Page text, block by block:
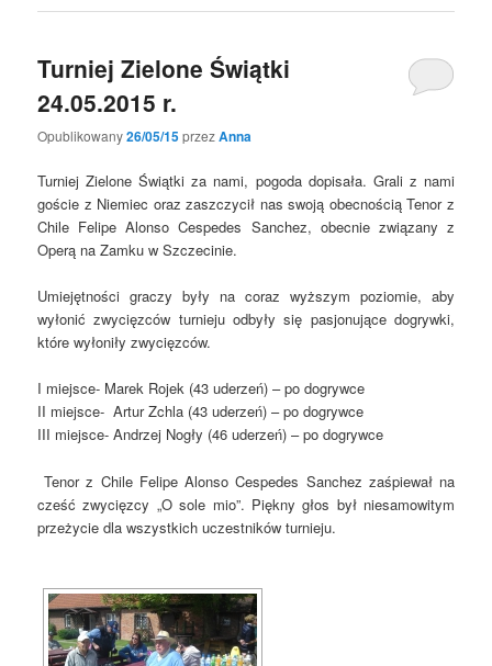
Turniej Zielone Świątki
24.05.2015 r.
Opublikowany26/05/15przezAnna
Turniej Zielone Świątki za nami, pogoda dopisała. Grali z nami
goście z Niemiec oraz zaszczycił nas swoją obecnością Tenor z
Chile Felipe Alonso Cespedes Sanchez, obecnie związany z
Operą na Zamku w Szczecinie.
Umiejętności graczy były na coraz wyższym poziomie, aby
wyłonić zwycięzców turnieju odbyły się pasjonujące dogrywki,
które wyłoniły zwycięzców.
I miejsce- Marek Rojek (43 uderzeń) – po dogrywce
II miejsce- Artur Zchla (43 uderzeń) – po dogrywce
III miejsce- Andrzej Nogły (46 uderzeń) – po dogrywce
Tenor z Chile Felipe Alonso Cespedes Sanchez zaśpiewał na
cześć zwycięzcy „O sole mio”. Piękny głos był niesamowitym
przeżycie dla wszystkich uczestników turnieju.